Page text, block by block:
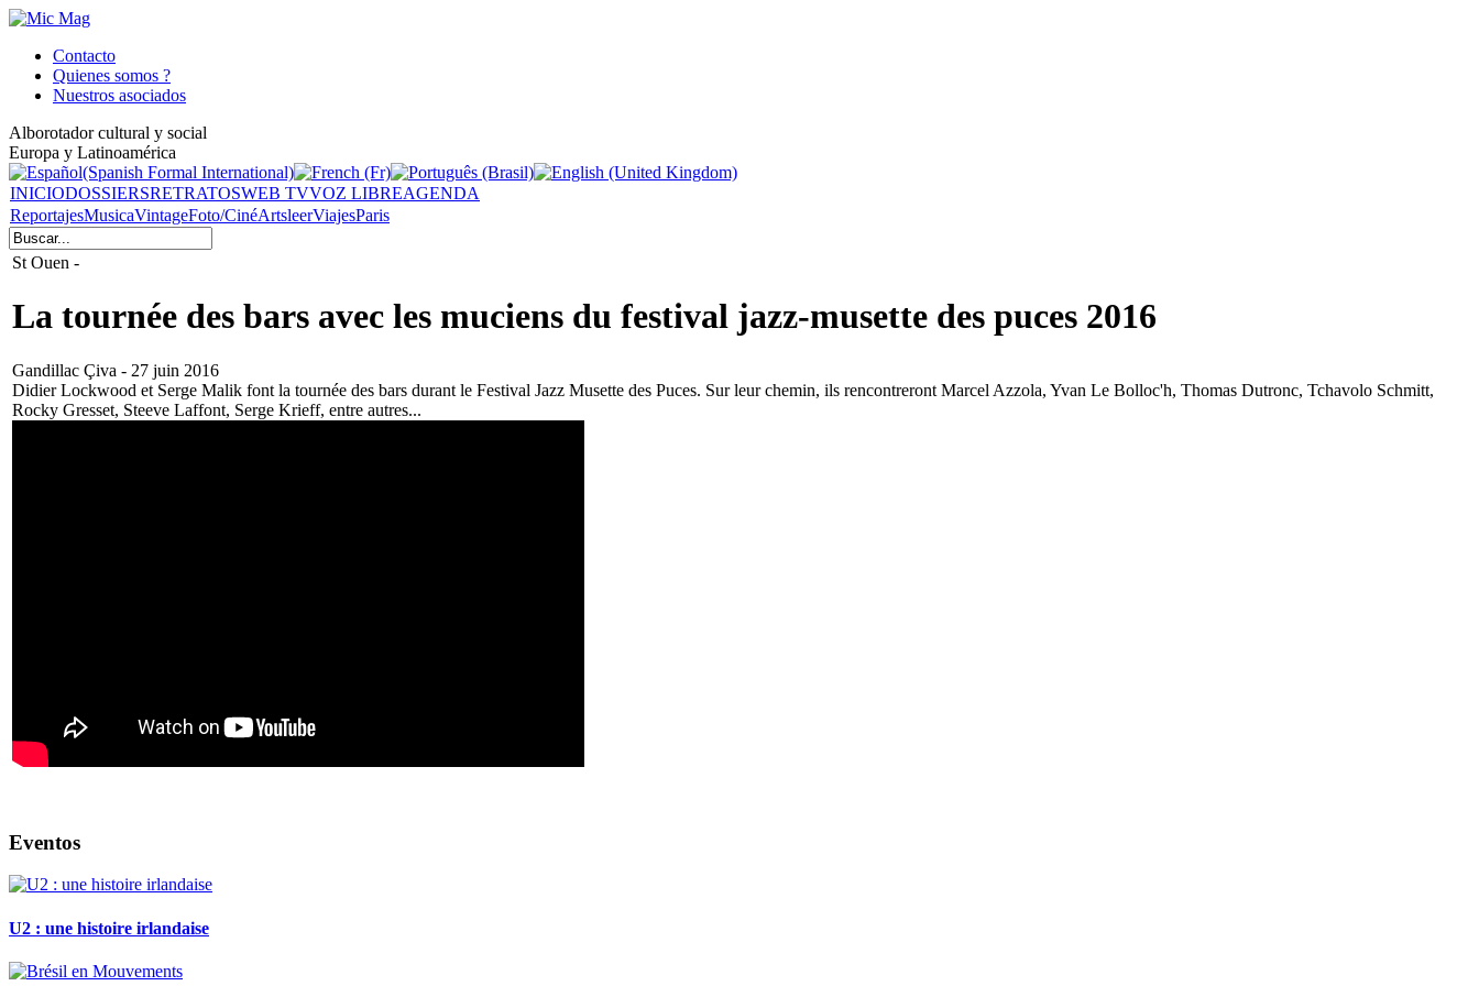
Contacto
Quienes somos ?
Nuestros asociados
Alborotador cultural y social
Europa y Latinoamérica
INICIODOSSIERSRETRATOSWEB TVVOZ LIBREAGENDA
ReportajesMusicaVintageFoto/CinéArtsleerViajesParis
St Ouen -
La tournée des bars avec les muciens du festival jazz-musette des puces 2016
Gandillac Çiva - 27 juin 2016
Didier Lockwood et Serge Malik font la tournée des bars durant le Festival Jazz Musette des Puces. Sur leur chemin, ils rencontreront Marcel Azzola, Yvan Le Bolloc'h, Thomas Dutronc, Tchavolo Schmitt,
Rocky Gresset, Steeve Laffont, Serge Krieff, entre autres...
Eventos
U2 : une histoire irlandaise